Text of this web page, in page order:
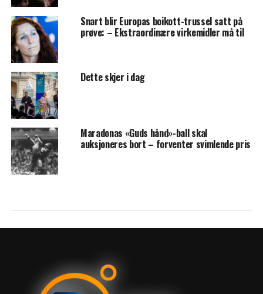
Snart blir Europas boikott-trussel satt på
prøve: – Ekstraordinære virkemidler må til
Dette skjer i dag
Maradonas «Guds hånd»-ball skal
auksjoneres bort – forventer svimlende pris